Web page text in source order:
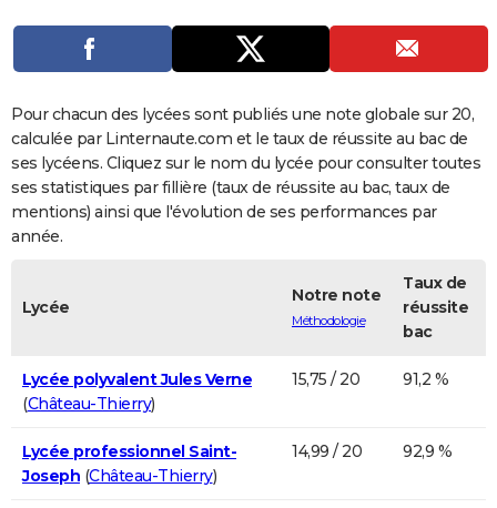
Dictionnaire
Biographies
Citations
Expressions
Proverbes
PROGRAMME TV
S'inscrire
Se connecter
Lycées
Collèges
Primaires
Universités
Entreprises
Service militaire
Avis de recherche
AVIS DE DÉCÈS
FORUM
Bricolage
Lifestyle
Culture
Sport
Auto
Television
Voyage
Cinema
Pour chacun des lycées sont publiés une note globale sur 20,
calculée par Linternaute.com et le taux de réussite au bac de
ses lycéens. Cliquez sur le nom du lycée pour consulter toutes
ses statistiques par fillière (taux de réussite au bac, taux de
mentions) ainsi que l'évolution de ses performances par
année.
Lycée
Notre note
Méthodologie
Taux de
réussite
bac
Lycée polyvalent Jules Verne
(Château-Thierry)
15,75 / 20 91,2 %
Lycée professionnel Saint-
Joseph (Château-Thierry)
14,99 / 20 92,9 %